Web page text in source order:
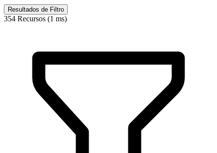
Resultados de Filtro
354 Recursos (1 ms)